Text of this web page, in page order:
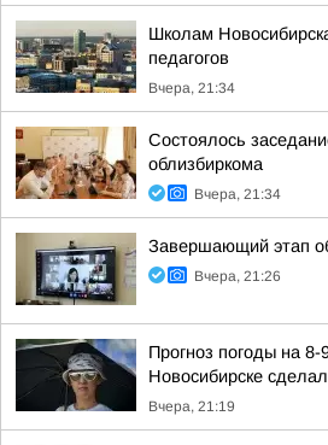
Школам
педагогов
Вчера, 21:34
Состоялось
облизбиркома
Вчера, 21:34
Завершающий этап
Вчера, 21:26
Прогноз погоды на 8-
Новосибирске
Вчера, 21:19